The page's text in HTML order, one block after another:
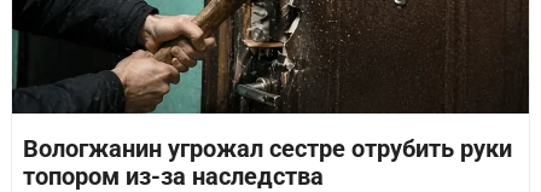
Вологжанин угрожал сестре отрубить руки
топором из-за наследства